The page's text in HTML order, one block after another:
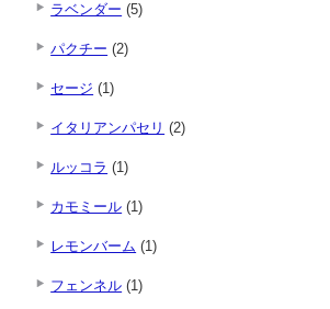
ラベンダー (5)
パクチー (2)
セージ (1)
イタリアンパセリ (2)
ルッコラ (1)
カモミール (1)
レモンバーム (1)
フェンネル (1)